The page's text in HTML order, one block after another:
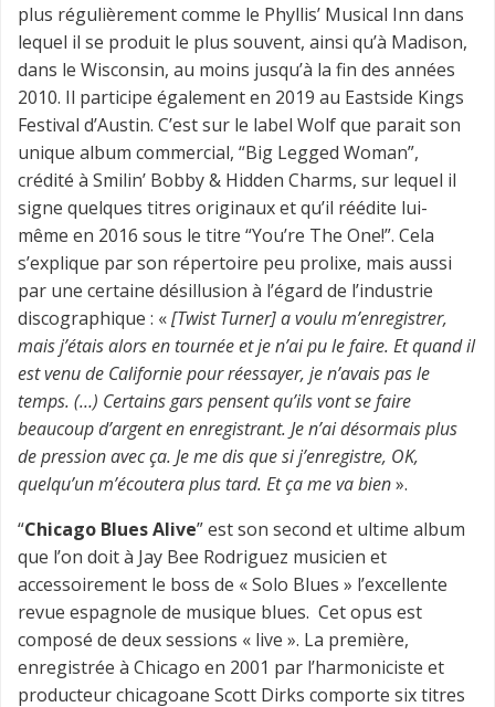
plus régulièrementcomme le Phyllis’ Musical Inn dans
lequel il se produit le plus souvent, ainsi qu’à Madison,
dans le Wisconsin, au moins jusqu’à la fin des années
2010. Il participe également en 2019 au Eastside Kings
Festival d’Austin. C’est sur le label Wolf que parait son
unique album commercial, “Big Legged Woman”,
crédité à Smilin’ Bobby & Hidden Charms, sur lequel il
signe quelques titres originaux et qu’il réédite lui-
même en 2016 sous le titre “You’re The One!”. Cela
s’explique par son répertoire peu prolixe, mais aussi
par une certaine désillusion à l’égard de l’industrie
discographique : «[Twist Turner] a voulu m’enregistrer,
mais j’étais alors en tournée et je n’ai pu le faire. Et quand il
est venu de Californie pour réessayer, je n’avais pas le
temps. (…) Certains gars pensent qu’ils vont se faire
beaucoup d’argent en enregistrant. Je n’ai désormais plus
de pression avec ça. Je me dis que si j’enregistre, OK,
quelqu’un m’écoutera plus tard. Et ça me va bien».
“Chicago Blues Alive” est son second et ultime album
que l’on doit à Jay Bee Rodriguez musicien et
accessoirement le boss de « Solo Blues » l’excellente
revue espagnole de musique blues. Cet opus est
composé de deux sessions « live ». La première,
enregistrée à Chicago en 2001 par l’harmoniciste et
producteur chicagoane Scott Dirks comporte six titres